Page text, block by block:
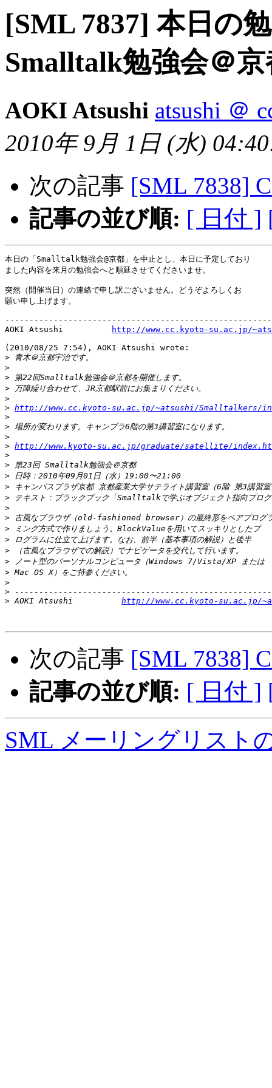
[SML 7837] 本日の
Smalltalk勉強会＠
AOKI Atsushi atsushi ＠
2010年 9月 1日 (水)
次の記事 [SML 7838]
記事の並び順: [ 日付 ]
本日の「Smalltalk勉強会@京都」を中止とし、本日に予定しており
ました内容を来月の勉強会へと順延させてくださいませ。
突然（開催当日）の連絡で申し訳ございません。どうぞよろしくお
願い申し上げます。
AOKI Atsushi
http://www.cc.kyoto-su.ac.jp/
(2010/08/25 7:54), AOKI Atsushi wrote:
>
>
>
>
>
> http://www.cc.kyoto-su.ac.jp/~atsushi/Smalltalkers/
>
>
>
> http://www.kyoto-su.ac.jp/graduate/satellite/
>
>
>
>
>
>
>
>
>
>
>
>
>
>
> AOKI Atsushi http://www.cc.kyoto-su.ac.jp/
次の記事 [SML 7838]
記事の並び順: [ 日付 ]
SML メーリングリスト